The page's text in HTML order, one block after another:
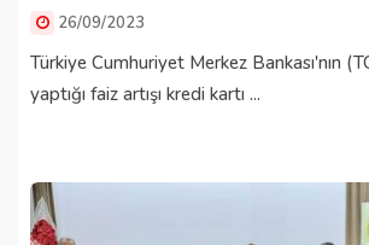
26/09/2023
Türkiye Cumhuriyet Merkez Bankası'nın
yaptığı faiz artışı kredi kartı ...